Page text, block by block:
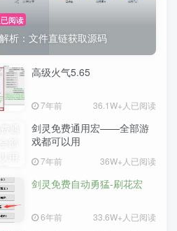
阅读
析：文件直链获取源码
高级火气5.65
7年前 36.1W+人已阅读
剑灵免费通用宏——全部游
戏都可以用
7年前 36W+人已阅读
剑灵免费自动勇猛-刷花宏
6年前 33.6W+人已阅读